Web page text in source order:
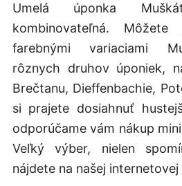
Umelá úponka
kombinovateľná.
farebnými variaciami
rôznych druhov úponiek,
Brečtanu, Dieffenbachie,
si prajete dosiahnuť
odporúčame vám nákup
Veľký výber, nielen
nájdete na našej